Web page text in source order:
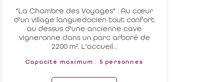
"La Chambre des Voyages" : Au cœur
d'un village languedocien tout confort
au dessus d'une ancienne cave
vigneronne dans un parc arboré de
2200 m². L'accueil...
Capacité maximum : 5 personnes